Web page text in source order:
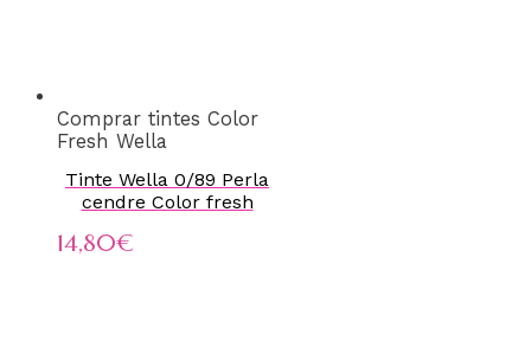
Comprar tintes Color
Fresh Wella
Tinte Wella 0/89 Perla
cendre Color fresh
14,80€